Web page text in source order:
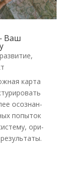
Ваш
,
кар­та
осо­знан­
попы­ток
ори­